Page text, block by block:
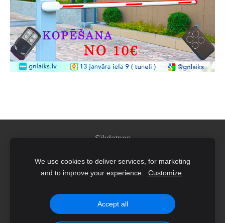
Sīkdatnes
IK"GN Laiks"
Juridiskā adrese: Latgales iela 260 K4-9, Rīga
Reģ.Nr.40002182587
We use cookies to deliver services, for marketing
and to improve your experience.
Customize
Accept all